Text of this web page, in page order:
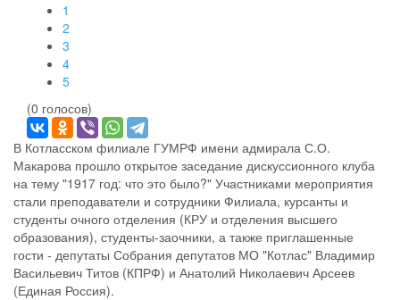
1
2
3
4
5
(0 голосов)
В Котласском филиале ГУМРФ имени адмирала С.О.
Макарова прошло открытое заседание дискуссионного клуба
на тему "1917 год: что это было?" Участниками мероприятия
стали преподаватели и сотрудники Филиала, курсанты и
студенты очного отделения (КРУ и отделения высшего
образования), студенты-заочники, а также приглашенные
гости - депутаты Собрания депутатов МО "Котлас" Владимир
Васильевич Титов (КПРФ) и Анатолий Николаевич Арсеев
(Единая Россия).